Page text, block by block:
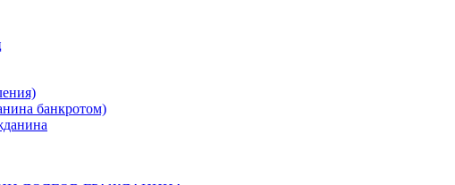
банкротом)